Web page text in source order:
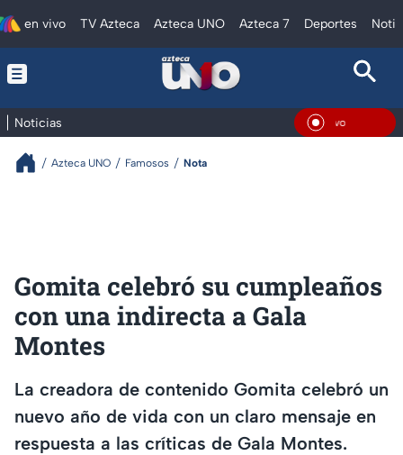
en vivo TV Azteca Azteca UNO Azteca 7 Deportes
Noticias En
Azteca UNO Famosos Nota
Gomita celebró su cumpleaños
con una indirecta a Gala
Montes
La creadora de contenido Gomita celebró un
nuevo año de vida con un claro mensaje en
respuesta a las críticas de Gala Montes.